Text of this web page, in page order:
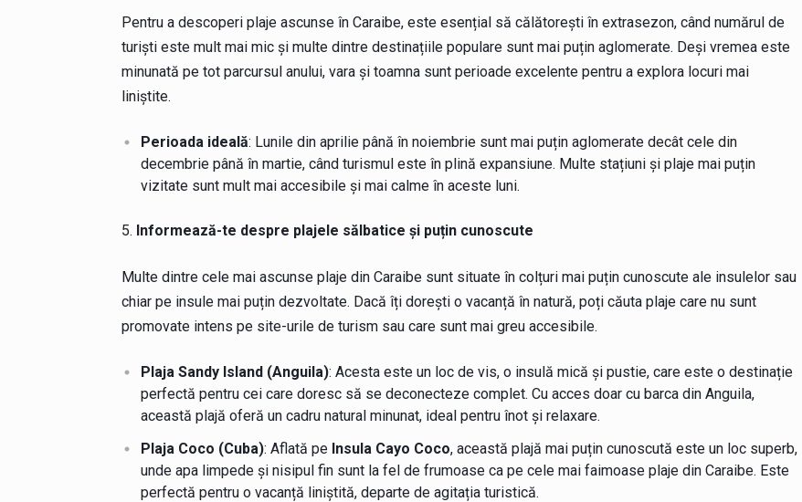
Pentru a descoperi plaje ascunse în Caraibe, este esențial să călătorești în extrasezon, când numărul de
turiști este mult mai mic și multe dintre destinațiile populare sunt mai puțin aglomerate. Deși vremea este
minunată pe tot parcursul anului, vara și toamna sunt perioade excelente pentru a explora locuri mai
liniștite.
Perioada ideală: Lunile din aprilie până în noiembrie sunt mai puțin aglomerate decât cele din
decembrie până în martie, când turismul este în plină expansiune. Multe stațiuni și plaje mai puțin
vizitate sunt mult mai accesibile și mai calme în aceste luni.
Informează-te despre plajele sălbatice și puțin cunoscute
Multe dintre cele mai ascunse plaje din Caraibe sunt situate în colțuri mai puțin cunoscute ale insulelor sau
chiar pe insule mai puțin dezvoltate. Dacă îți dorești o vacanță în natură, poți căuta plaje care nu sunt
promovate intens pe site-urile de turism sau care sunt mai greu accesibile.
Plaja Sandy Island (Anguila): Acesta este un loc de vis, o insulă mică și pustie, care este o destinație
perfectă pentru cei care doresc să se deconecteze complet. Cu acces doar cu barca din Anguila,
această plajă oferă un cadru natural minunat, ideal pentru înot și relaxare.
Plaja Coco (Cuba): Aflată pe Insula Cayo Coco, această plajă mai puțin cunoscută este un loc superb,
unde apa limpede și nisipul fin sunt la fel de frumoase ca pe cele mai faimoase plaje din Caraibe. Este
perfectă pentru o vacanță liniștită, departe de agitația turistică.